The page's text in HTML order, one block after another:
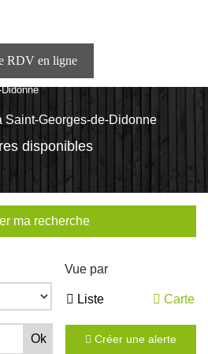
Saint-Georges-de-Didonne
disponibles
ma recherche
Vue par
Liste Carte
Créer une alerte